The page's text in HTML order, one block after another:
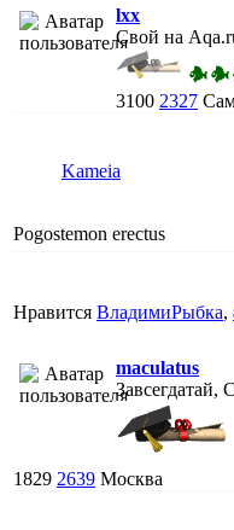
lxx
Свой на
3100 2327
Kameia
Pogostemon erectus
Нравится ВладимиРыбка,
maculatus
Завсегдатай,
1829 2639 Москва